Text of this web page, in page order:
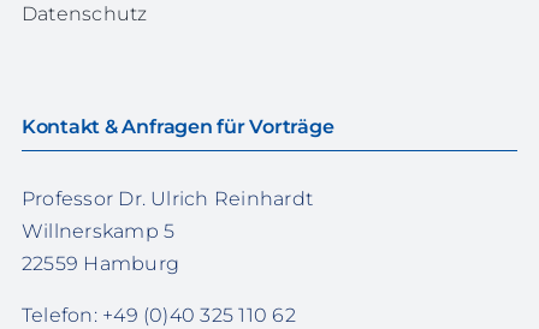
Datenschutz
Kontakt & Anfragen für Vorträge
Professor Dr. Ulrich Reinhardt
Willnerskamp 5
22559 Hamburg
Telefon: +49 (0)40 325 110 62